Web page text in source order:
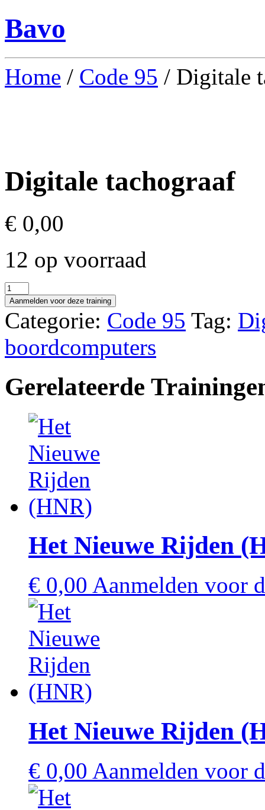
Bavo
Home / Code 95 / Digitale
Digitale tachograaf
€ 0,00
12 op voorraad
Digitale
tachograaf
aantal
Aanmelden voor deze training
Categorie: Code 95 Tag:
boordcomputers
Gerelateerde
Het Nieuwe Rijden
€ 0,00 Aanmelden voor
Het Nieuwe Rijden
€ 0,00 Aanmelden voor